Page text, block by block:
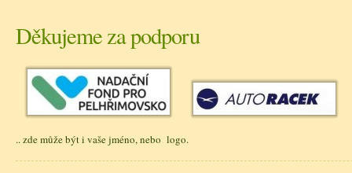
Děkujeme za podporu
.. zde může být i vaše jméno, nebo logo.